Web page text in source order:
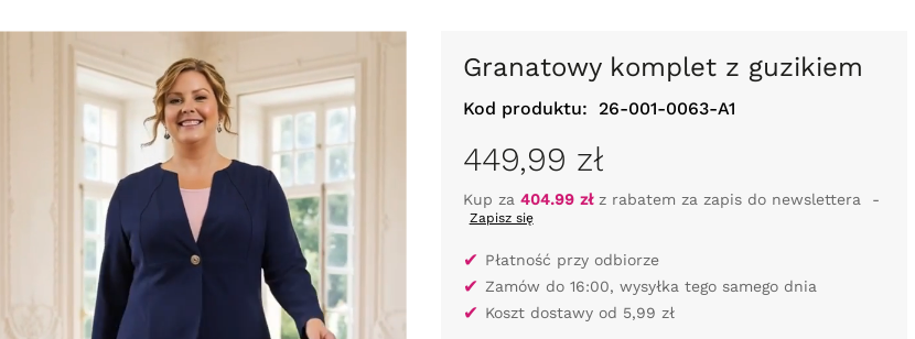
Granatowy komplet z guzikiem
Kod produktu: 26-001-0063-A1
449,99 zł
Kup za 404.99 złz rabatem za zapis do newslettera -
Zapisz się
✔ Płatność przy odbiorze
✔ Zamów do 16:00, wysyłka tego samego dnia
✔ Koszt dostawy od 5,99 zł